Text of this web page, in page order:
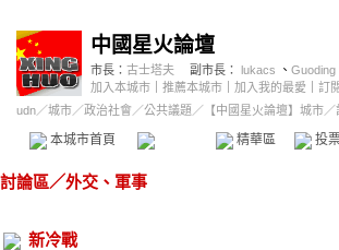
中國星火論壇
市長： 古士塔夫 副市長： lukacs 、 Guoding
加入本城市
推薦本城市 加入我的最愛
訂
udn／城市／政治社會 ／公共議題 ／ 【中國星火論壇】城市
本城市首頁 精華區 投
討論區／外交、軍事
新冷戰